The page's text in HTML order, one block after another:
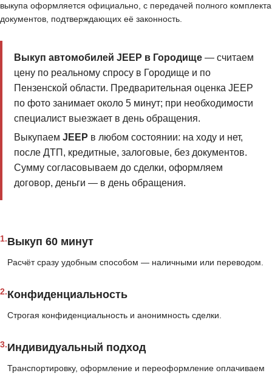
выкупа оформляется официально, с передачей полного комплекта
документов, подтверждающих её законность.
Выкуп автомобилей JEEP в Городище— считаем
цену по реальному спросу в Городище и по
Пензенской области. Предварительная оценка JEEP
по фото занимает около 5 минут; при необходимости
специалист выезжает в день обращения.
Выкупаем JEEP в любом состоянии: на ходу и нет,
после ДТП, кредитные, залоговые, без документов.
Сумму согласовываем до сделки, оформляем
договор, деньги — в день обращения.
1.Выкуп 60 минут
Расчёт сразу удобным способом — наличными или переводом.
2.Конфиденциальность
Строгая конфиденциальность и анонимность сделки.
3.Индивидуальный подход
Транспортировку, оформление и переоформление оплачиваем